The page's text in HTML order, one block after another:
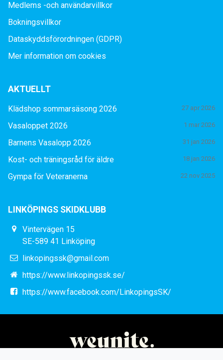
Medlems -och användarvillkor
Bokningsvillkor
Dataskyddsförordningen (GDPR)
Mer information om cookies
AKTUELLT
Klädshop sommarsäsong 2026 27 apr 2026
Vasaloppet 2026 1 mar 2026
Barnens Vasalopp 2026 31 jan 2026
Kost- och träningsråd för äldre 18 jan 2026
Gympa för Veteranerna 22 nov 2025
LINKÖPINGS SKIDKLUBB
Vintervägen 15
SE-589 41 Linköping
linkopingssk@gmail.com
https://www.linkopingssk.se/
https://www.facebook.com/LinkopingsSK/